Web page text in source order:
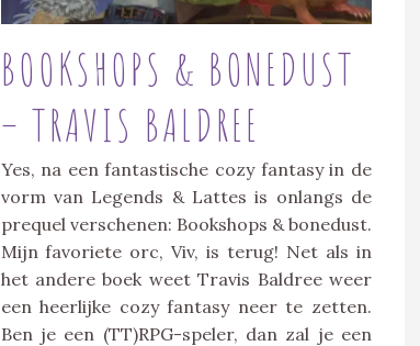
BOOKSHOPS & BONEDUST
– TRAVIS BALDREE
Yes, na een fantastische cozy fantasy in de
vorm van Legends & Lattes is onlangs de
prequel verschenen: Bookshops & bonedust.
Mijn favoriete orc, Viv, is terug! Net als in
het andere boek weet Travis Baldree weer
een heerlijke cozy fantasy neer te zetten.
Ben je een (TT)RPG-speler, dan zal je een